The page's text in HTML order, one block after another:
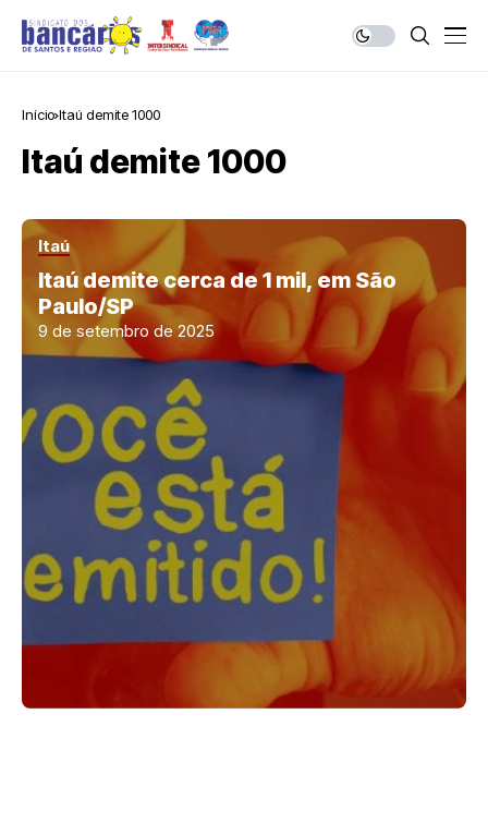
Início Itaú demite 1000
Itaú demite 1000
Itaú
Itaú demite cerca de 1 mil, em São
Paulo/SP
9 de setembro de 2025